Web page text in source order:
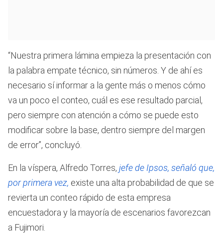
“Nuestra primera lámina empieza la presentación con
la palabra empate técnico, sin números. Y de ahí es
necesario sí informar a la gente más o menos cómo
va un poco el conteo, cuál es ese resultado parcial,
pero siempre con atención a cómo se puede esto
modificar sobre la base, dentro siempre del margen
de error”, concluyó.
En la víspera, Alfredo Torres, jefe de Ipsos, señaló que,
por primera vez, existe una alta probabilidad de que se
revierta un conteo rápido de esta empresa
encuestadora y la mayoría de escenarios favorezcan
a Fujimori.